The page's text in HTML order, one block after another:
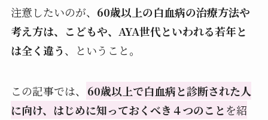
注意したいのが、 60歳以上の白血病の治療方法や
考え方は、こどもや、AYA世代といわれる若年と
は全く違う、ということ。
この記事では、
60歳以上で白血病と診断された人
に向け、はじめに知っておくべき４つのこと を紹